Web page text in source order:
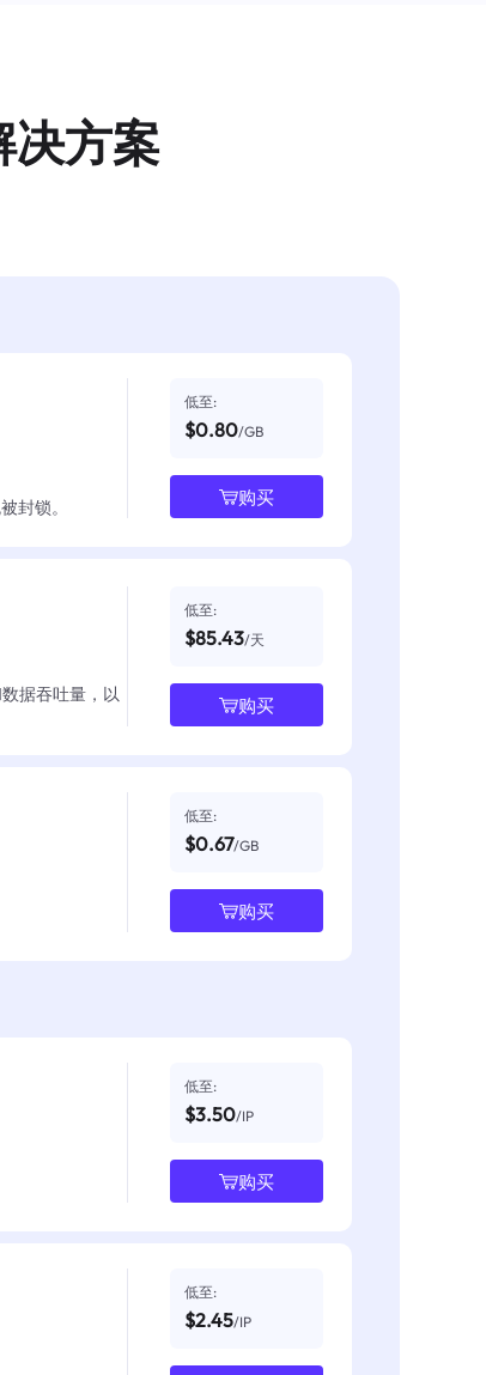
决方案
封锁。
低至:
$0.80/GB
购买
据吞吐量，以
低至:
$85.43/天
购买
低至:
$0.67/GB
购买
低至:
$3.50/IP
购买
低至:
$2.45/IP